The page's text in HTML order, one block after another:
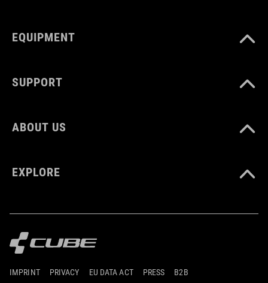
EQUIPMENT
SUPPORT
ABOUT US
EXPLORE
IMPRINT PRIVACY EU DATA ACT PRESS B2B